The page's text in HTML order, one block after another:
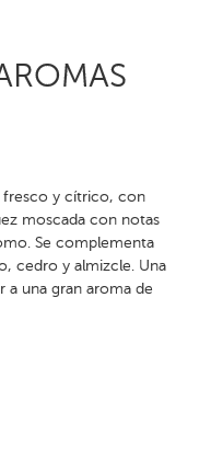
fresco y cítrico, con
moscada con notas
Se complementa
cedro y almizcle. Una
a una gran aroma de